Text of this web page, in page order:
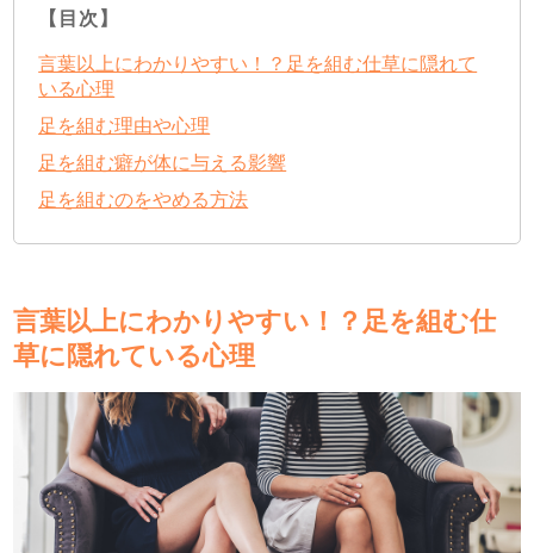
【目次】
言葉以上にわかりやすい！？足を組む仕草に隠れて
いる心理
足を組む理由や心理
足を組む癖が体に与える影響
足を組むのをやめる方法
言葉以上にわかりやすい！？足を組む仕
草に隠れている心理